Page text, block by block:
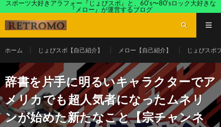
スポーツ大好きアラフォー『じょびスポ』と、60’s〜80’sロック大好きな
『メロー』が運営するブログ
ホーム じょびスポ【自己紹介】 メロー【自己紹介】 じょびスポ
辞書を片手に明るいキャラクターでア
メリカでも超人気者になったムネリ
ンが始めた新たなこと【宗チャンネ